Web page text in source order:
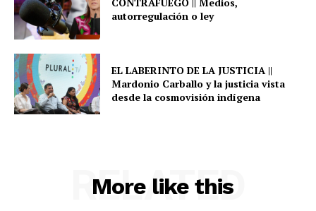
autorregulación o ley
EL LABERINTO DE LA JUSTICIA ||
Mardonio Carballo y la justicia vista
desde la cosmovisión indígena
More like this
RELATED